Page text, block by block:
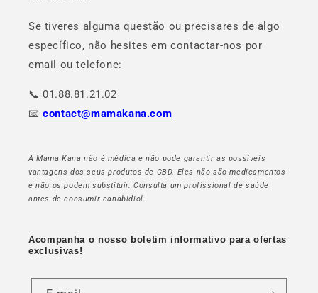
Se tiveres alguma questão ou precisares de algo
específico, não hesites em contactar-nos por
email ou telefone:
📞 01.88.81.21.02
📧contact@mamakana.com
A Mama Kana não é médica e não pode garantir as possíveis
vantagens dos seus produtos de CBD. Eles não são medicamentos
e não os podem substituir. Consulta um profissional de saúde
antes de consumir canabidiol.
Acompanha o nosso boletim informativo para ofertas
exclusivas!